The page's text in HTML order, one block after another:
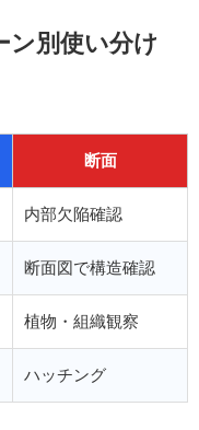
ン別使い分け
断面
内部欠陥確認
断面図で構造確認
植物・組織観察
ハッチング